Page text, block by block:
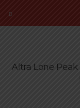
Altra Lone Peak